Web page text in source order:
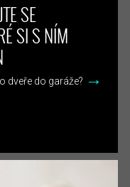
SE
SI S NÍM
dveře do garáže? →